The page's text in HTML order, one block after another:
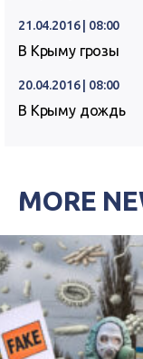
21.04.2016 | 08:00
В Крыму грозы
20.04.2016 | 08:00
В Крыму дождь
MORE